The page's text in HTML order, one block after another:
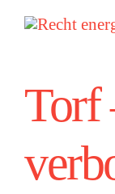
Zum
Inhalt
Torf